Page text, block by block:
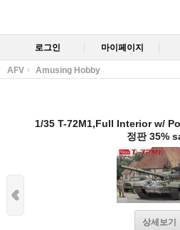
로그인 마이페이지
AFV Amusing Hobby
1/35 T-72M1,Full Interior w/
정판 35%
상세보기